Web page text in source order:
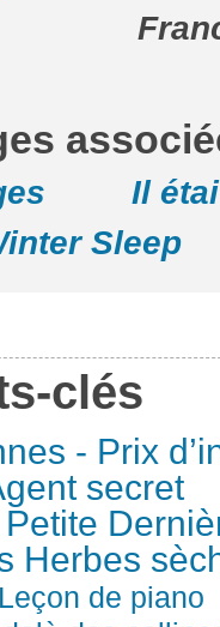
Il
Sleep
clés
- Prix
secret
Petite
Herbes
de piano